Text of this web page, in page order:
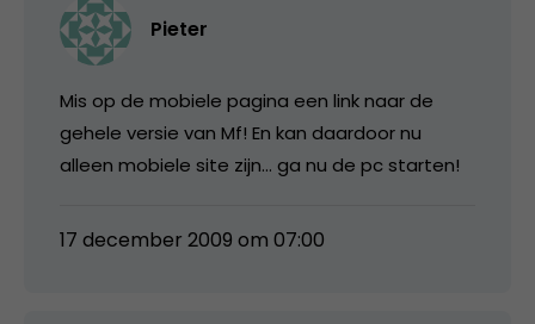
Pieter
Mis op de mobiele pagina een link naar de
gehele versie van Mf! En kan daardoor nu
alleen mobiele site zijn… ga nu de pc starten!
17 december 2009 om 07:00